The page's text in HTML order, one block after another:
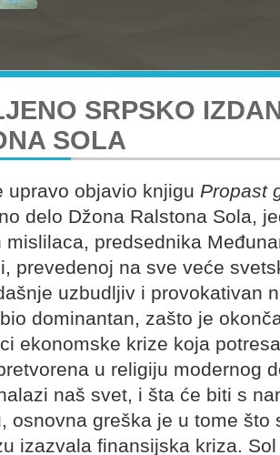
SRPSKO
SOLA
upravo objavio knjigu Propast
delo Džona Ralstona Sola,
mislilaca, predsednika
prevedenoj na sve veće
uzbudljiv i provokativan
dominantan, zašto je
ekonomske krize koja
u religiju modernog
naš svet, i šta će biti s
osnovna greška je u tome što
izazvala finansijska kriza.